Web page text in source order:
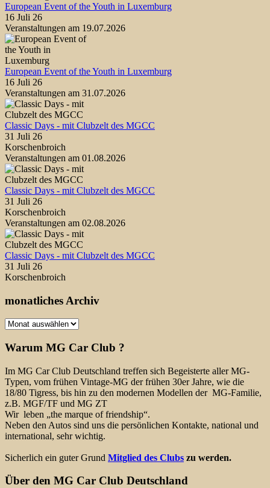
European Event of the Youth in Luxemburg
16 Juli 26
Veranstaltungen am 19.07.2026
European Event of the Youth in Luxemburg
16 Juli 26
Veranstaltungen am 31.07.2026
Classic Days - mit Clubzelt des MGCC
31 Juli 26
Korschenbroich
Veranstaltungen am 01.08.2026
Classic Days - mit Clubzelt des MGCC
31 Juli 26
Korschenbroich
Veranstaltungen am 02.08.2026
Classic Days - mit Clubzelt des MGCC
31 Juli 26
Korschenbroich
monatliches Archiv
monatliches
Warum MG Car Club ?
Im MG Car Club Deutschland treffen sich Begeisterte aller MG-
Typen, vom frühen Vintage-MG der frühen 30er Jahre, wie die
18/80 Tigress, bis hin zu den modernen Modellen der MG-Familie,
z.B. MGF/TF und MG ZT
Wir leben „the marque of friendship“.
Neben den Autos sind uns die persönlichen Kontakte, national und
international, sehr wichtig.
Sicherlich ein guter Grund Mitglied des Clubs zu werden.
Über den MG Car Club Deutschland